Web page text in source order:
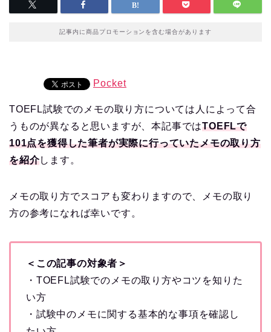
記事内に商品プロモーションを含む場合があります
Pocket
TOEFL試験でのメモの取り方については人によって合
うものが異なると思いますが、本記事ではTOEFLで
101点を獲得した筆者が実際に行っていたメモの取り方
を紹介します。
メモの取り方でスコアも変わりますので、メモの取り
方の参考になれば幸いです。
＜この記事の対象者＞
・TOEFL試験でのメモの取り方やコツを知りた
い方
・試験中のメモに関する基本的な事項を確認し